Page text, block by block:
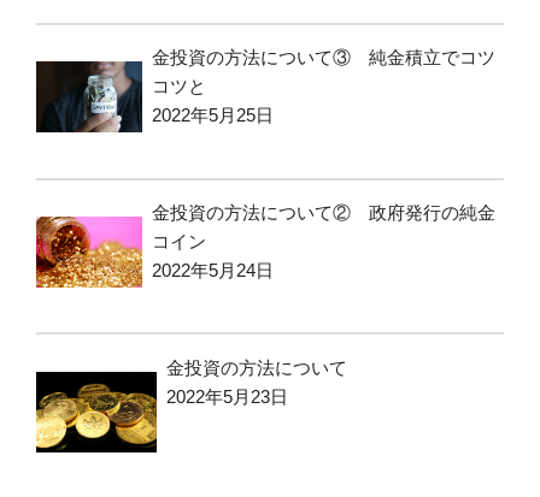
金投資の方法について③ 純金積立でコツ
コツと
2022年5月25日
金投資の方法について② 政府発行の純金
コイン
2022年5月24日
金投資の方法について
2022年5月23日